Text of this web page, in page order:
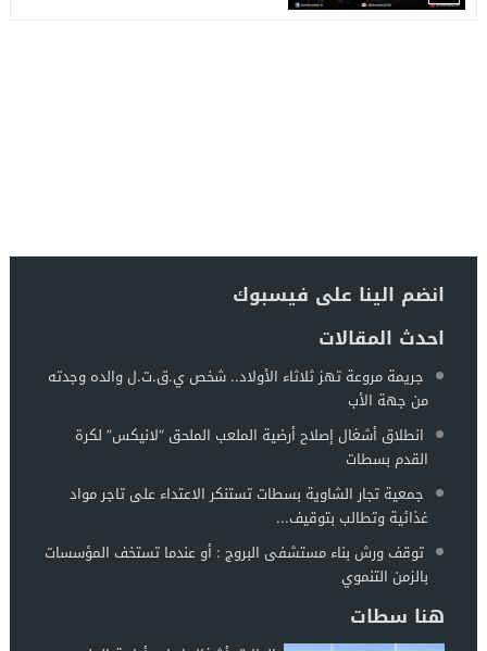
انضم الينا على فيسبوك
احدث المقالات
جريمة مروعة تهز ثلاثاء الأولاد.. شخص ي.ق.ت.ل والده وجدته
من جهة الأب
انطلاق أشغال إصلاح أرضية الملعب الملحق “لانيكس” لكرة
القدم بسطات
جمعية تجار الشاوية بسطات تستنكر الاعتداء على تاجر مواد
غذائية وتطالب بتوقيف...
توقف ورش بناء مستشفى البروج : أو عندما تستخف المؤسسات
بالزمن التنموي
هنا سطات